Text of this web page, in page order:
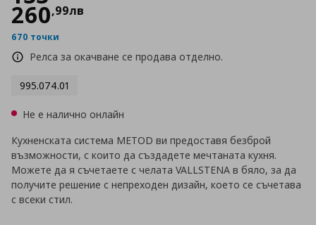
260,99лв
670 точки
Релса за окачване се продава отделно.
995.074.01
Не е налично онлайн
Кухненската система METOD ви предоставя безброй
възможности, с които да създадете мечтаната кухня.
Можете да я съчетаете с челата VALLSTENA в бяло, за да
получите решение с непреходен дизайн, което се съчетава
с всеки стил.